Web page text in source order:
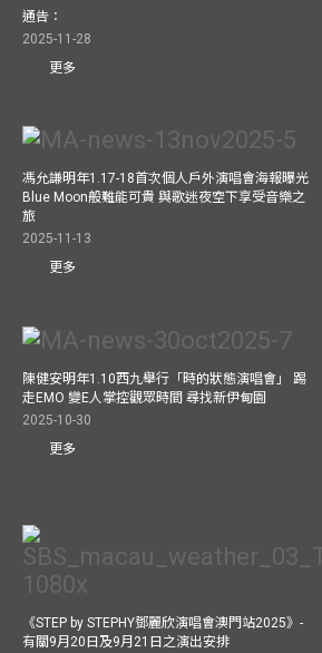
通告：
2025-11-28
更多
馮允謙明年1.17-18首次個人戶外演唱會海報曝光
Blue Moon般難能可貴 與歌迷夜空下享受音樂之
旅
2025-11-13
更多
陳健安明年1.10西九舉行「時的狀態演唱會」 踢
走EMO 變E人掌控觀眾時間 尋找新伊甸園
2025-10-30
更多
《STEP by STEPHY鄧麗欣演唱會澳門站2025》-
有關9月20日及9月21日之演出安排